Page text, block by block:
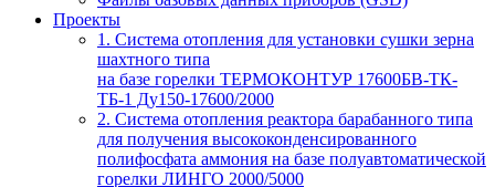
Проекты
1. Система отопления для установки сушки зерна
шахтного типа
на базе горелки ТЕРМОКОНТУР 17600БВ-ТК-
ТБ-1 Ду150-17600/2000
2. Система отопления реактора барабанного типа
для получения высококонденсированного
полифосфата аммония на базе полуавтоматической
горелки ЛИНГО 2000/5000